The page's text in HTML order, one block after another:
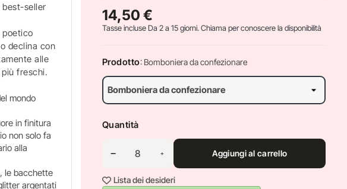
best-seller
poetico
declina con
alle
freschi.
mondo
in finitura
non solo fa
alla
le bacchette
argentati
14,50 €
Tasse incluseDa 2 a 15 giorni. Chiama per conoscere la disponibilità
Prodotto: Bomboniera da confezionare
Quantità
Aggiungi al carrello
Lista dei desideri